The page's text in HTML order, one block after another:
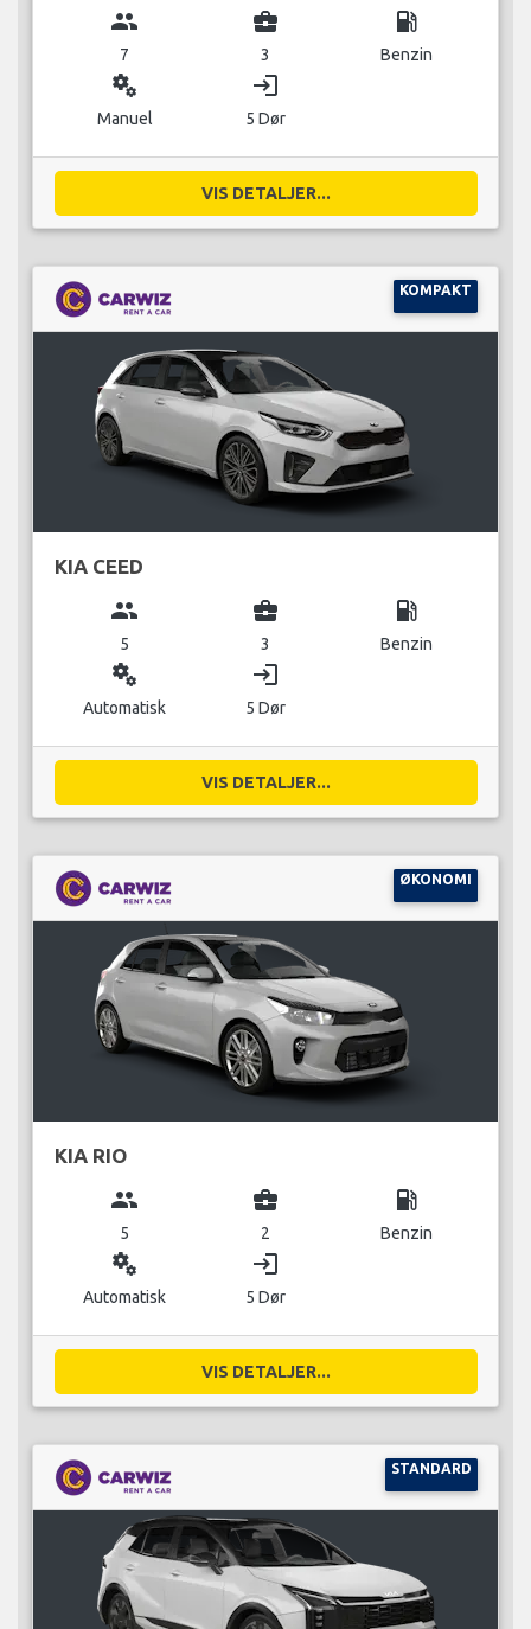
group
7
business_center
3
local_gas_station
Benzin
miscellaneous_services
Manuel
login
5 Dør
VIS DETALJER...
KOMPAKT
KIA CEED
group
5
business_center
3
local_gas_station
Benzin
miscellaneous_services
Automatisk
login
5 Dør
VIS DETALJER...
ØKONOMI
KIA RIO
group
5
business_center
2
local_gas_station
Benzin
miscellaneous_services
Automatisk
login
5 Dør
VIS DETALJER...
STANDARD